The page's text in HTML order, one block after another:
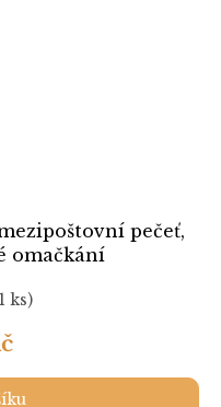
pečeť,
omačkání
ks)